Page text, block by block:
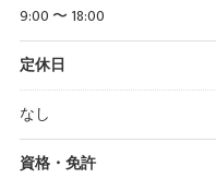
9:00 〜 18:00
定休日
なし
資格・免許